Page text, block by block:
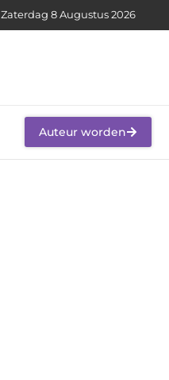
Zaterdag 8 Augustus 2026
Auteur worden